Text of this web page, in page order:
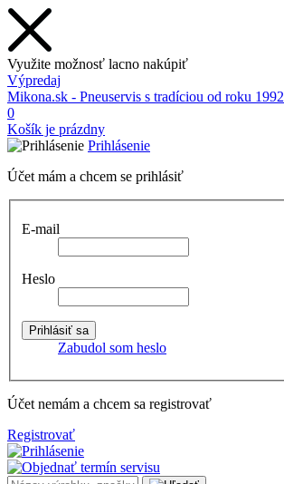
Využite možnosť lacno nakúpiť
Výpredaj
Mikona.sk - Pneuservis s tradíciou od roku 1992
0
Košík je prázdny
Prihlásenie
Účet mám a chcem se prihlásiť
E-mail
Heslo
Zabudol som heslo
Účet nemám a chcem sa registrovať
Registrovať